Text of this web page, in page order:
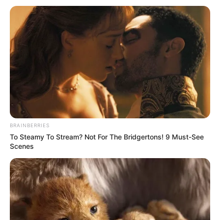
működés.
A kormányfő ennél is tovább ment. Azt állította,
hogy ilyen ügyekre közpénzből építettek
lejáratókampányokat, akártöbb tízmilliárd
értékben. Szerinte ha ezt bizonyítani lehet, az
már nem pusztán sajtóetikai kérdés, hanem hűtlen
kezelés gyanúját is felvetheti. Ha pedig mindez
bűnszervezetben történt, akkor különösen súlyos
büntetési tétel is szóba kerülhet.
[ ]Ez a gondolat azért fontos, mert Magyar Péter
nem csupán a sajtó működéséről beszélt, hanem
arról a háttérről is, amelyből szerinte ezek a
BRAINBERRIES
To Steamy To Stream? Not For The Bridgertons! 9 Must-See
Scenes